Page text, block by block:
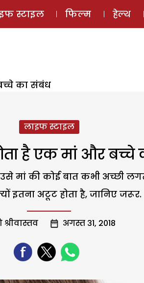
ई-मैगज़ीन
स्टाइल फिल्म हेल्थ
का संबंध
लाइफ स्टाइल
है एक मां और बच्चे
मां की कोई बात कभी अच्छी
इतना अटूट होता है, जानिए जरूर.
श्रीवास्तव अगस्त 31, 2018